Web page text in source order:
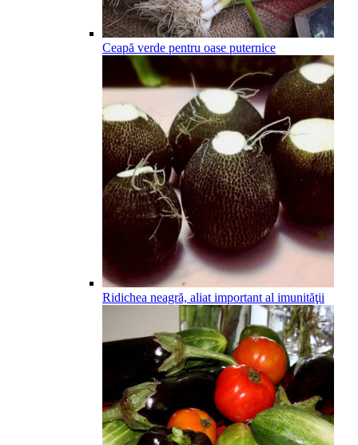
Ceapă verde pentru oase puternice
Ridichea neagră, aliat important al imunităţii